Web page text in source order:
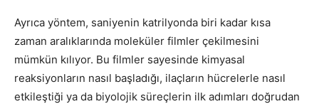
Ayrıca yöntem, saniyenin katrilyonda biri kadar kısa
zaman aralıklarında moleküler filmler çekilmesini
mümkün kılıyor. Bu filmler sayesinde kimyasal
reaksiyonların nasıl başladığı, ilaçların hücrelerle nasıl
etkileştiği ya da biyolojik süreçlerin ilk adımları doğrudan